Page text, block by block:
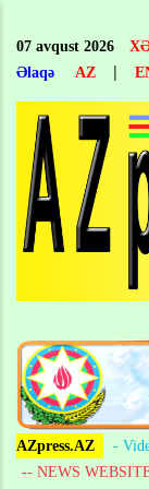
main
content
07 avqust 2026
Əlaqə
AZ |
AZpress.AZ
-
-- NEWS